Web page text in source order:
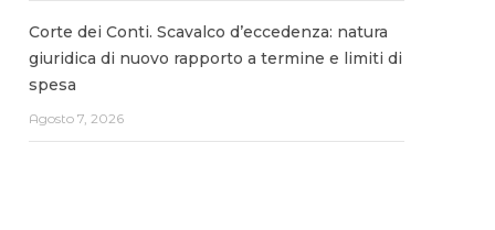
Corte dei Conti. Scavalco d’eccedenza: natura
giuridica di nuovo rapporto a termine e limiti di
spesa
Agosto 7, 2026